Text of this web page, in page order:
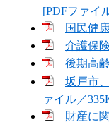
[PDFファイ
国民健
介護保
後期高
坂戸市
ァイル／
財産に